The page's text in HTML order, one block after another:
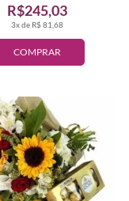
COMPRAR
3x de R$ 81,68
R$245,03